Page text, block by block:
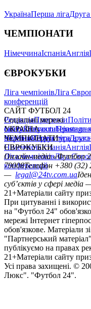
УкраїнаПерша лігаДруга
ЧЕМПІОНАТИ
НімеччинаІспаніяАнглія
ЄВРОКУБКИ
Ліга чемпіонівЛіга
конференцій
САЙТ ФУТБОЛ 24
РедакціяПрогнози
сайтуКонтактиПравила
політикаСтруктура
Соціальні мережі
facebookxyoutube
УКРАЇНА
УкраїнаПерша лігаДруга
ЧЕМПІОНАТИ
НімеччинаІспаніяАнглія
ЄВРОКУБКИ
Ліга чемпіонівЛіга
конференцій
Онлайн-медіа «Футбол
79008Телефон +380 (32)
— legal@24tv.com.ua
суб’єктів у сфері медіа
21+Матеріали сайту
При цитуванні і
на "Футбол 24"
мережі Інтернет
обов'язкове. Матеріали
"Партнерський
публікуємо на правах
21+Матеріали сайту
Усi права захищенi. ©
Люкс". "Футбол 24".